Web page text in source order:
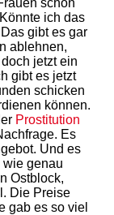
ich das
Das gibt es gar
ablehnen,
jetzt ein
gibt es jetzt
schicken
können.
Prostitution
Es
Und es
genau
Ostblock,
Die Preise
gab es so viel